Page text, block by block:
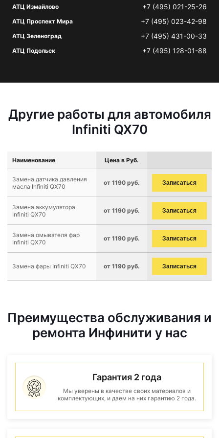
АТЦ Измайлово +7 (495) 021-25-26
АТЦ Проспект Мира +7 (495) 023-42-98
АТЦ Зеленоград +7 (495) 431-00-33
АТЦ Подольск +7 (495) 128-01-88
Другие работы для автомобиля
Infiniti QX70
Наименование Цена в Руб.
Замена датчика давления
масла Infiniti QX70
от 1190 руб. Записаться
Замена аккумулятора
Infiniti QX70
от 1190 руб. Записаться
Замена омывателя фар
Infiniti QX70
от 1190 руб. Записаться
Замена фары Infiniti QX70 от 1190 руб. Записаться
Преимущества обслуживания и
ремонта Инфинити у нас
Гарантия 2 года
Мы уверены в качестве своих материалов и
комплектующих, и даем на них гарантию 2 года.